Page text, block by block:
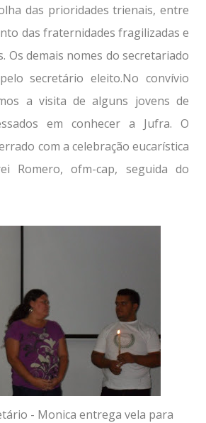
das prioridades trienais, entre
das fraternidades fragilizadas e
Os demais nomes do secretariado
secretário eleito.No convívio
a visita de alguns jovens de
em conhecer a Jufra. O
com a celebração eucarística
Romero, ofm-cap, seguida do
- Monica entrega vela para